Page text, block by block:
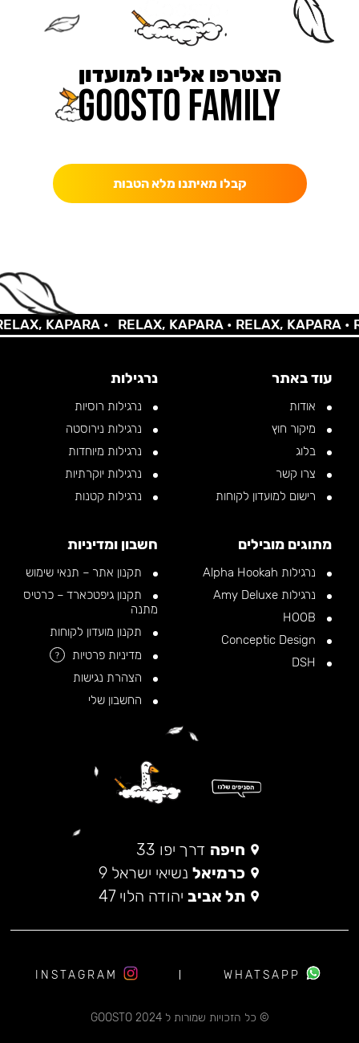
הצטרפו אלינו למועדון
קבלו מאיתנו מלא הטבות
KAPARA • RELAX, KAPARA •RELAX, KAPARA •
עוד באתר
אודות
מיקור חוץ
בלוג
צרו קשר
רישום למועדון לקוחות
נרגילות
נרגילות רוסיות
נרגילות נירוסטה
נרגילות מיוחדות
נרגילות יוקרתיות
נרגילות קטנות
מתוגים מובילים
נרגילות Alpha Hookah
נרגילות Amy Deluxe
חשבון ומדיניות
תקנון אתר – תנאי שימוש
תקנון גיפטכארד – כרטיס
מתנה
תקנון מועדון לקוחות
מדיניות פרטיות
?
הצהרת נגישות
החשבון שלי
חיפה דרך יפו 33
כרמיאל נשיאי ישראל 9
תל אביב יהודה הלוי 47
© כל הזכויות שמורות ל 2024 GOOSTO
WHATSAPP
INSTAGRAM